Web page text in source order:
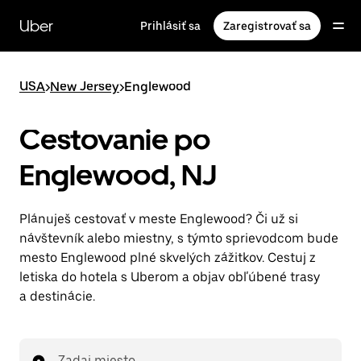
hlavný
obsah
Uber Prihlásiť sa Zaregistrovať sa
USA>New Jersey>Englewood
Cestovanie po
Englewood, NJ
Plánuješ cestovať v meste Englewood? Či už si
návštevník alebo miestny, s týmto sprievodcom bude
mesto Englewood plné skvelých zážitkov. Cestuj z
letiska do hotela s Uberom a objav obľúbené trasy
a destinácie.